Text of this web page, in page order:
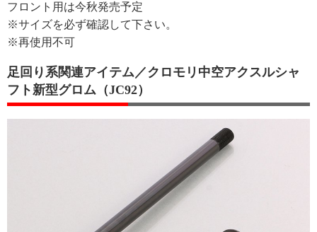
フロント用は今秋発売予定
※サイズを必ず確認して下さい。
※再使用不可
足回り系関連アイテム／クロモリ中空アクスルシャ
フト新型グロム（JC92）